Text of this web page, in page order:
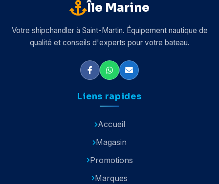
Île Marine
Votre shipchandler à Saint-Martin. Équipement nautique de
qualité et conseils d'experts pour votre bateau.
Liens rapides
Accueil
Magasin
Promotions
Marques